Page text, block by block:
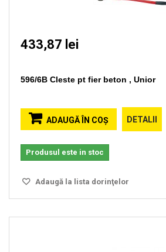
433,87 lei
596/6B Cleste pt fier beton , Unior
ADAUGĂ ÎN COŞ DETALII
Produsul este in stoc
Adaugă la lista dorinţelor